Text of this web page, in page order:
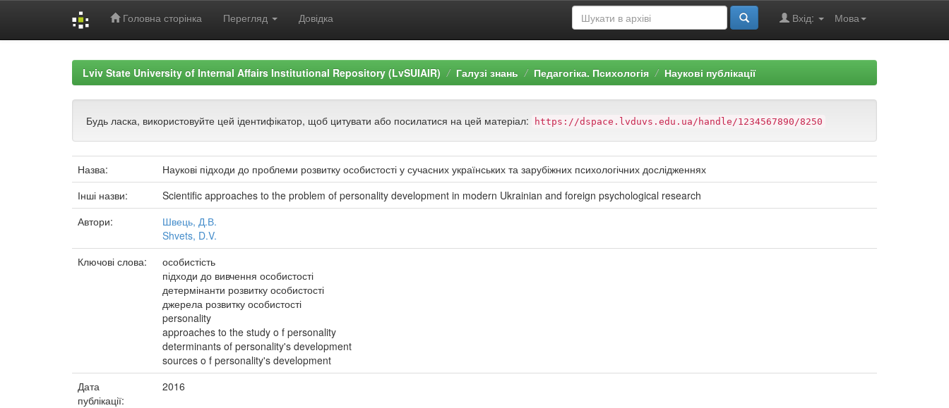
Головна сторінка Перегляд Довідка Мова
Вхід:
Lviv State University of Internal Affairs Institutional Repository (LvSUIAIR) Галузі знань Педагогіка. Психологія Наукові публікації
Будь ласка, використовуйте цей ідентифікатор, щоб цитувати або посилатися на цей матеріал: https://dspace.lvduvs.edu.ua/handle/1234567890/8250
Назва:
Наукові підходи до проблеми розвитку особистості у сучасних українських та зарубіжних психологічних дослідженнях
Інші назви:
Scientific approaches to the problem of personality development in modern Ukrainian and foreign psychological research
Автори:
Швець, Д.В.
Shvets, D.V.
Ключові слова:
особистість
підходи до вивчення особистості
детермінанти розвитку особистості
джерела розвитку особистості
personality
approaches to the study o f personality
determinants of personality's development
sources o f personality's development
Дата
публікації:
2016